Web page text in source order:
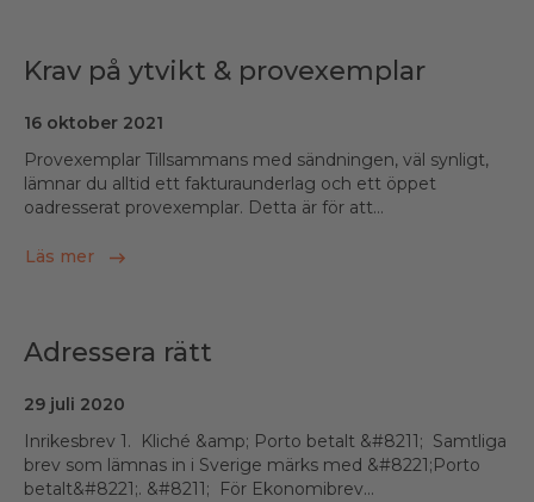
Krav på ytvikt & provexemplar
16 oktober 2021
Provexemplar Tillsammans med sändningen, väl synligt,
lämnar du alltid ett fakturaunderlag och ett öppet
oadresserat provexemplar. Detta är för att...
Läs mer
Adressera rätt
29 juli 2020
Inrikesbrev 1. Kliché &amp; Porto betalt &#8211; Samtliga
brev som lämnas in i Sverige märks med &#8221;Porto
betalt&#8221;. &#8211; För Ekonomibrev...